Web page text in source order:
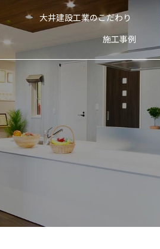
大井建設工業のこだわり
施工事例